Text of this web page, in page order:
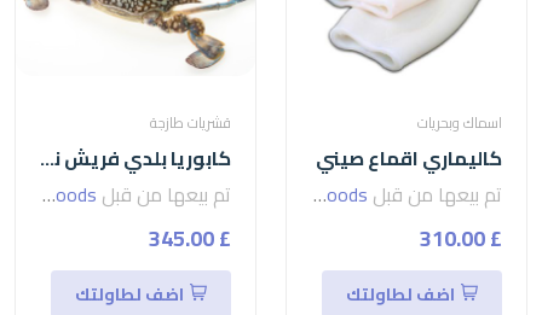
اسماك وبحريات
كاليماري اقماع صيني
تم بيعها من قبل seven foods
£ 310.00
اضف لطاولتك
قشريات طازجة
كابوريا بلدي فريش نتي (اناث)
تم بيعها من قبل seven foods
£ 345.00
اضف لطاولتك